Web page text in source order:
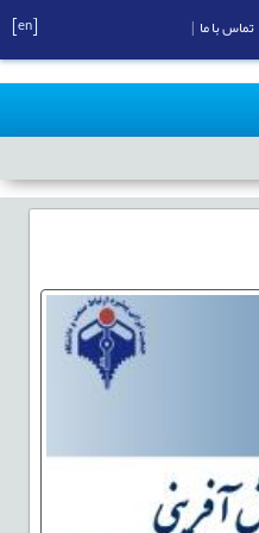
تماس با ما